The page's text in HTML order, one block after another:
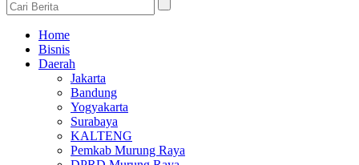
Home
Bisnis
Daerah
Jakarta
Bandung
Yogyakarta
Surabaya
KALTENG
Pemkab Murung Raya